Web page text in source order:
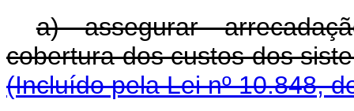
a) assegurar
cobertura dos custos
(Incluído pela Lei nº 10.848,